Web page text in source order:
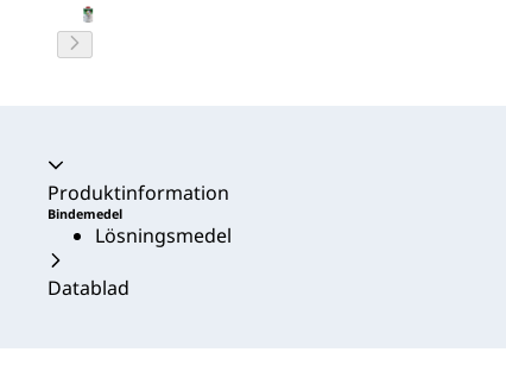
Produktinformation
Bindemedel
Lösningsmedel
Datablad